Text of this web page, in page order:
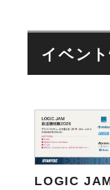
イベン
LOGIC